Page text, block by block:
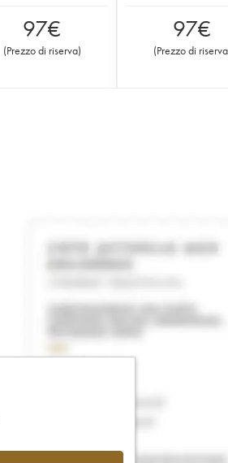
97€
(Prezzo di riserva)
97€
(Prezzo di riserva